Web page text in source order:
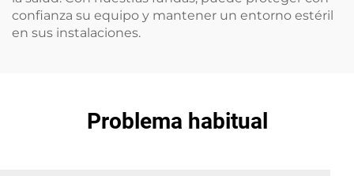
confianza su equipo y mantener un entorno estéril
en sus instalaciones.
Problema habitual